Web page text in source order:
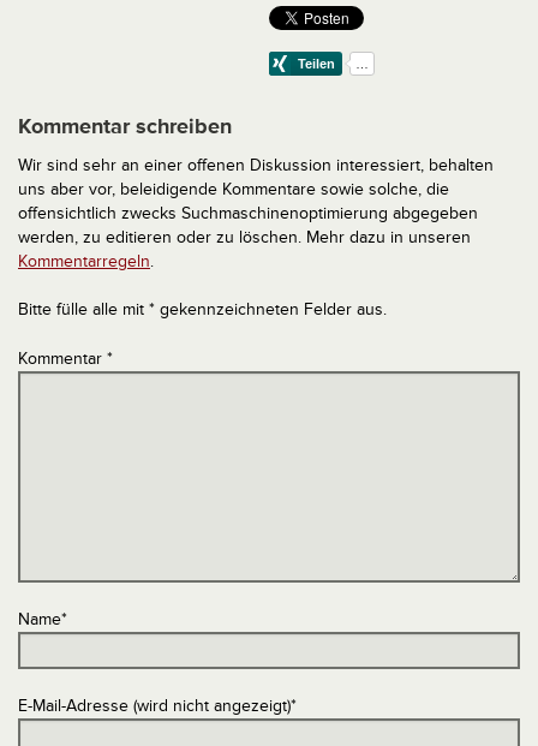
Kommentar schreiben
Wir sind sehr an einer offenen Diskussion interessiert, behalten
uns aber vor, beleidigende Kommentare sowie solche, die
offensichtlich zwecks Suchmaschinenoptimierung abgegeben
werden, zu editieren oder zu löschen. Mehr dazu in unseren
Kommentarregeln.
Bitte fülle alle mit * gekennzeichneten Felder aus.
Kommentar *
Name*
E-Mail-Adresse (wird nicht angezeigt)*